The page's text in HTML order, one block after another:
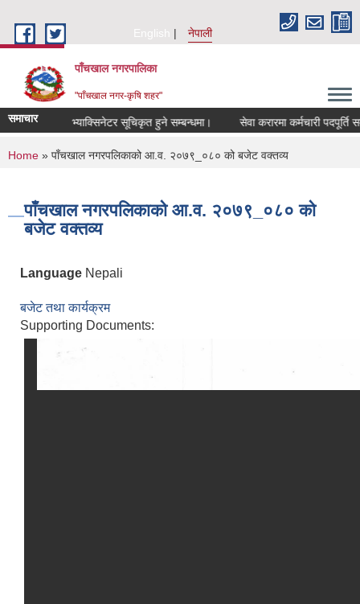
English
नेपाली
पाँचखाल नगरपालिका
"पाँचखाल नगर-कृषि शहर"
समाचार
सूचना भ्याक्सिनेटर सूचिकृत हुने सम्बन्धमा। सेवा करारमा कर्मचारी पदपूर्ति
You are here
Home » पाँचखाल नगरपलिकाको आ.व. २०७९_०८० को बजेट वक्तव्य
पाँचखाल नगरपलिकाको आ.व. २०७९_०८० को
बजेट वक्तव्य
Language Nepali
बजेट तथा कार्यक्रम
Supporting Documents: